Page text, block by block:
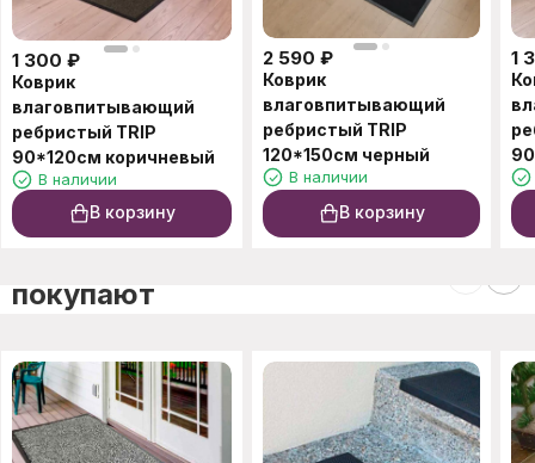
1 300 ₽
Коврик
влаговпитывающий
ребристый TRIP
90*120см коричневый
В наличии
В корзину
2 590 ₽
Коврик
влаговпитывающий
ребристый TRIP
120*150см черный
В наличии
В корзину
1
покупают